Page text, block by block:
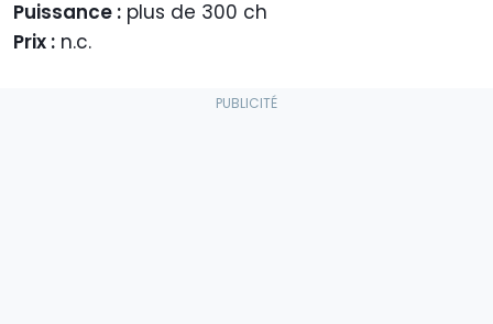
Puissance : plus de 300 ch
Prix : n.c.